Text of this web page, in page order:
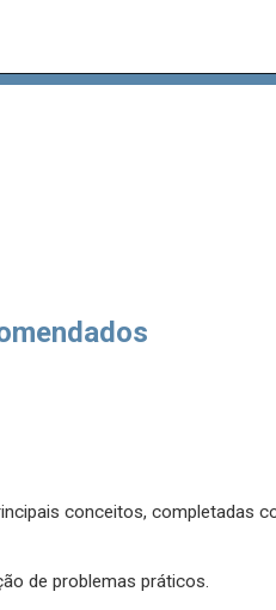
conceitos, completadas
de problemas práticos.